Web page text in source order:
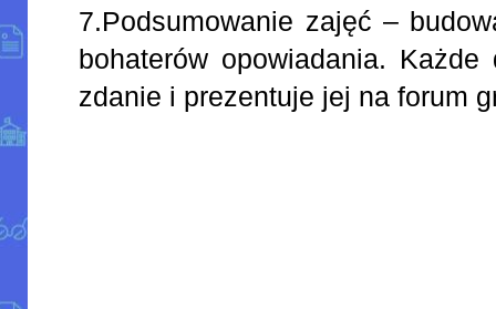
7.Podsumowanie zajęć –
bohaterów opowiadania. Każde
zdanie i prezentuje jej na forum